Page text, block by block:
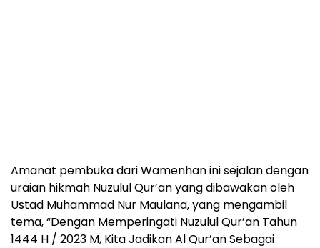
Amanat pembuka dari Wamenhan ini sejalan dengan
uraian hikmah Nuzulul Qur’an yang dibawakan oleh
Ustad Muhammad Nur Maulana, yang mengambil
tema, “Dengan Memperingati Nuzulul Qur’an Tahun
1444 H / 2023 M, Kita Jadikan Al Qur’an Sebagai